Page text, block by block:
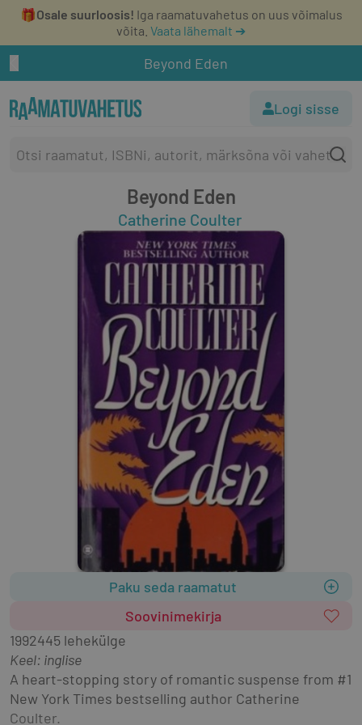
🎁Osale suurloosis! Iga raamatuvahetus on uus võimalus
võita. Vaata lähemalt ➔
Beyond Eden
Logi sisse
Beyond Eden
Catherine Coulter
Paku seda raamatut
Soovinimekirja
1992445 lehekülge
Keel: inglise
A heart-stopping story of romantic suspense from #1
New York Times bestselling author Catherine
Coulter.